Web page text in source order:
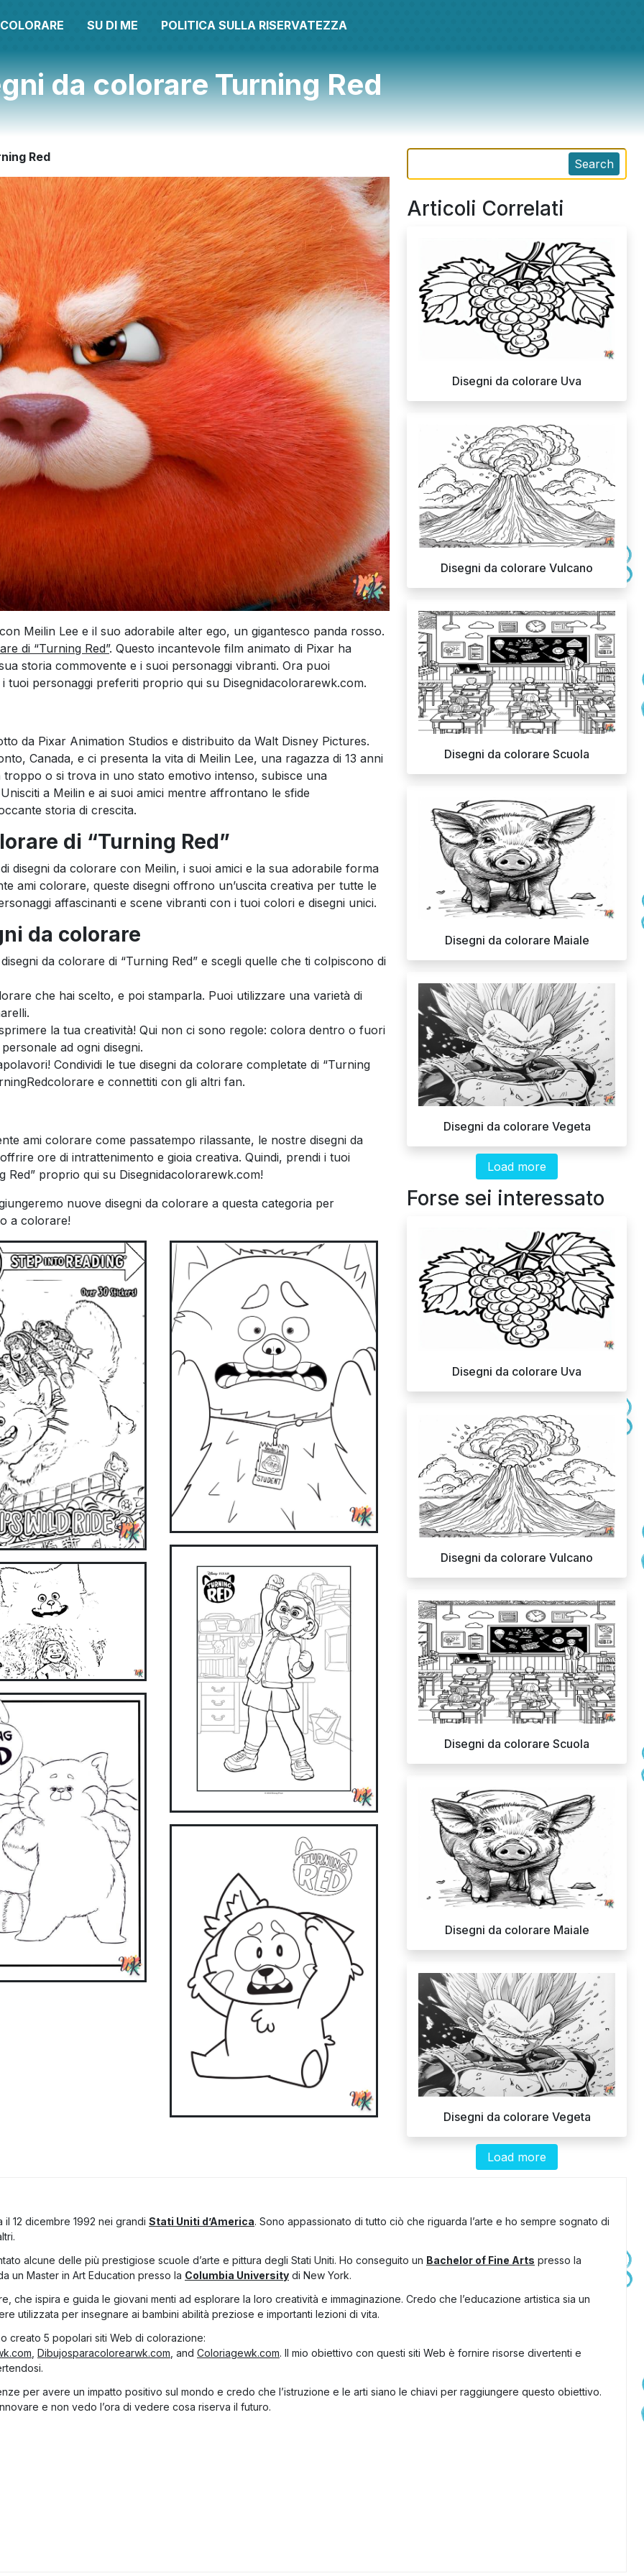
SU DI ME POLITICA SULLA RISERVATEZZA
da colorare Turning Red
Red
Meilin Lee e il suo adorabile alter ego, un gigantesco panda rosso.
di “Turning Red”. Questo incantevole film animato di Pixar ha
storia commovente e i suoi personaggi vibranti. Ora puoi
tuoi personaggi preferiti proprio qui su Disegnidacolorarewk.com.
da Pixar Animation Studios e distribuito da Walt Disney Pictures.
Canada, e ci presenta la vita di Meilin Lee, una ragazza di 13 anni
o si trova in uno stato emotivo intenso, subisce una
a Meilin e ai suoi amici mentre affrontano le sfide
storia di crescita.
di “Turning Red”
disegni da colorare con Meilin, i suoi amici e la sua adorabile forma
ami colorare, queste disegni offrono un’uscita creativa per tutte le
affascinanti e scene vibranti con i tuoi colori e disegni unici.
da colorare
da colorare di “Turning Red” e scegli quelle che ti colpiscono di
che hai scelto, e poi stamparla. Puoi utilizzare una varietà di
la tua creatività! Qui non ci sono regole: colora dentro o fuori
ad ogni disegni.
Condividi le tue disegni da colorare completate di “Turning
e connettiti con gli altri fan.
ami colorare come passatempo rilassante, le nostre disegni da
ore di intrattenimento e gioia creativa. Quindi, prendi i tuoi
proprio qui su Disegnidacolorarewk.com!
nuove disegni da colorare a questa categoria per
a colorare!
Search
Articoli Correlati
Disegni da colorare Uva
Disegni da colorare Vulcano
Disegni da colorare Scuola
Disegni da colorare Maiale
Disegni da colorare Vegeta
Load more
Forse sei interessato
Disegni da colorare Uva
Disegni da colorare Vulcano
Disegni da colorare Scuola
Disegni da colorare Maiale
Disegni da colorare Vegeta
Load more
12 dicembre 1992 nei grandi Stati Uniti d’America. Sono appassionato di tutto ciò che riguarda l’arte e ho sempre sognato di
alcune delle più prestigiose scuole d’arte e pittura degli Stati Uniti. Ho conseguito un Bachelor of Fine Arts presso la
un Master in Art Education presso la Columbia University di New York.
che ispira e guida le giovani menti ad esplorare la loro creatività e immaginazione. Credo che l’educazione artistica sia un
utilizzata per insegnare ai bambini abilità preziose e importanti lezioni di vita.
creato 5 popolari siti Web di colorazione:
Dibujosparacolorearwk.com , and Coloriagewk.com. Il mio obiettivo con questi siti Web è fornire risorse divertenti e
per avere un impatto positivo sul mondo e credo che l’istruzione e le arti siano le chiavi per raggiungere questo obiettivo.
e non vedo l’ora di vedere cosa riserva il futuro.
coloring easier and more fun with our app. Download
Get it on Google Play
Available on the App Store